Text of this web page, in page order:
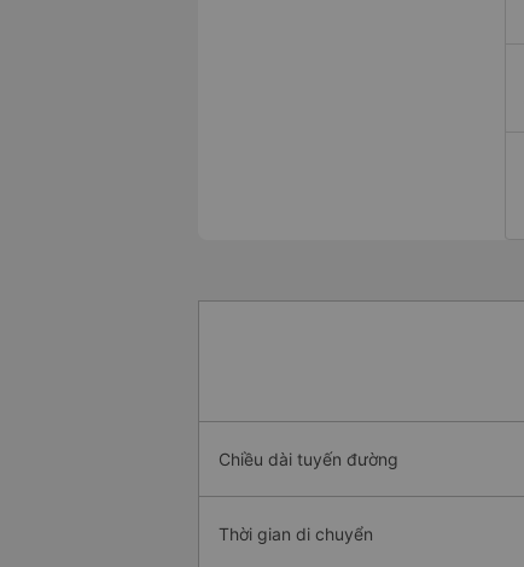
Chiều dài tuyến đường
Thời gian di chuyển